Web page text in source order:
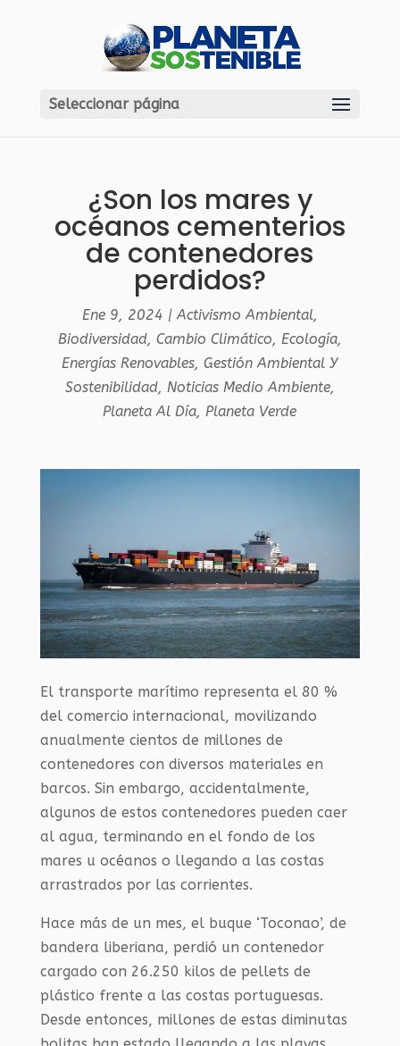
Seleccionar página
¿Son los mares y
océanos cementerios
de contenedores
perdidos?
Ene 9, 2024 |Activismo Ambiental,
Biodiversidad, Cambio Climático, Ecología,
Energías Renovables,Gestión Ambiental Y
Sostenibilidad, Noticias Medio Ambiente,
Planeta Al Día,Planeta Verde
El transporte marítimo representa el 80 %
del comercio internacional, movilizando
anualmente cientos de millones de
contenedores con diversos materiales en
barcos. Sin embargo, accidentalmente,
algunos de estos contenedores pueden caer
al agua, terminando en el fondo de los
mares u océanos o llegando a las costas
arrastrados por las corrientes.
Hace más de un mes, el buque ‘Toconao’, de
bandera liberiana, perdió un contenedor
cargado con 26.250 kilos de pellets de
plástico frente a las costas portuguesas.
Desde entonces, millones de estas diminutas